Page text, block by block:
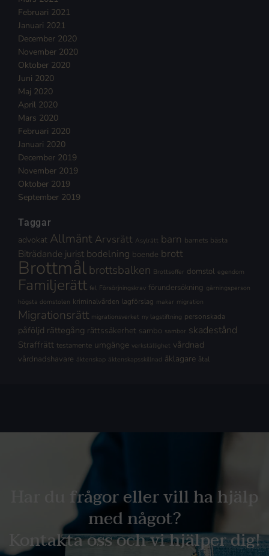
Februari 2021
Januari 2021
December 2020
November 2020
Oktober 2020
Juni 2020
Maj 2020
April 2020
Mars 2020
Februari 2020
Januari 2020
December 2019
November 2019
Oktober 2019
September 2019
Taggar
advokat Allmänt Arvsrätt Asylrätt barn barnets bästa
Biträdande jurist bodelning boende brott
Brottmålbrottsbalken Brottsoffer domstol egendom
Familjerätt fel Försörjningskrav förundersökning gärningsperson
högsta domstolen kriminalvården lagförslag makar migration
Migrationsrätt migrationsverket ny lagstiftning personskada
påföljd rättegång rättssäkerhet sambo sambor skadestånd
Straffrätt testamente umgänge verkställighet vårdnad
vårdnadshavare äktenskap äktenskapsskillnad åklagare åtal
Har du frågor eller vill ha hjälp
med något?
Kontakta oss och vi hjälper dig!